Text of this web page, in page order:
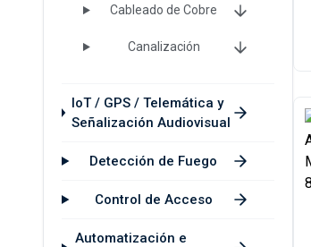
Cableado de Cobre
Canalización
IoT / GPS / Telemática y
Señalización Audiovisual
Detección de Fuego
Control de Acceso
Automatización e